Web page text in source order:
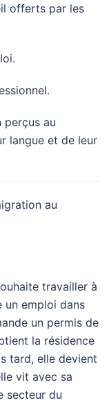
offerts par les
perçus au
langue et de leur
au
travailler à
un emploi dans
un permis de
la résidence
tard, elle devient
vit avec sa
secteur du